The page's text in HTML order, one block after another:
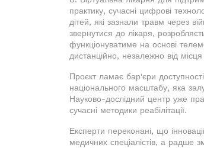
практику, сучасні цифрові
дітей, які зазнали травм через
звернутися до лікаря,
функціонуватиме на основі
дистанційно, незалежно від
Проєкт ламає бар'єри
національного масштабу, яка
Науково-дослідний центр уже
сучасні методики реабілітації.
Експерти переконані, що
медичних спеціалістів, а радше